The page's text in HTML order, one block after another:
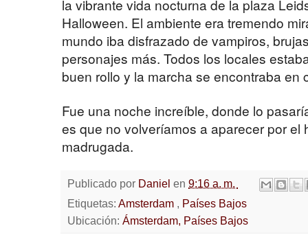
la vibrante vida nocturna de la plaza
Halloween. El ambiente era tremendo
mundo iba disfrazado de vampiros,
personajes más. Todos los locales
buen rollo y la marcha se encontraba en
Fue una noche increíble, donde lo
es que no volveríamos a aparecer por el
madrugada.
Publicado por Daniel en 9:16 a. m.
Etiquetas: Amsterdam , Países Bajos
Ubicación: Ámsterdam, Países Bajos